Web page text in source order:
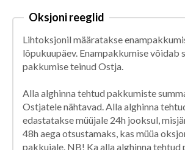
Oksjoni reeglid
Lihtoksjonil määratakse
lõpukuupäev. Enampakkumise võidab
pakkumise teinud Ostja.
Alla alghinna tehtud pakkumiste
Ostjatele nähtavad. Alla alghinna
edastatakse müüjale 24h jooksul,
48h aega otsustamaks, kas müüa
pakkujale. NB! Ka alla alghinna tehtud